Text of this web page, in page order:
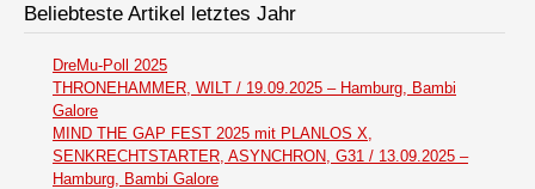
Beliebteste Artikel letztes Jahr
DreMu-Poll 2025
THRONEHAMMER, WILT / 19.09.2025 – Hamburg, Bambi
Galore
MIND THE GAP FEST 2025 mit PLANLOS X,
SENKRECHTSTARTER, ASYNCHRON, G31 / 13.09.2025 –
Hamburg, Bambi Galore